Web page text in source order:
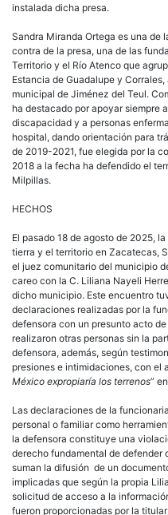
instalada dicha presa.
Sandra Miranda Ortega es una de
contra de la presa, una de las
Territorio y el Río Atenco que
Estancia de Guadalupe y
municipal de Jiménez del Teul.
ha destacado por apoyar siempre
discapacidad y a personas
hospital, dando orientación para
de 2019-2021, fue elegida por la
2018 a la fecha ha defendido el
Milpillas.
HECHOS
El pasado 18 de agosto de 2025,
tierra y el territorio en Zacatecas,
el juez comunitario del municipio
careo con la C. Liliana Nayeli
dicho municipio. Este encuentro
declaraciones realizadas por la
defensora con un presunto acto
realizaron otras personas sin la
defensora, además, según
presiones e intimidaciones, con el
México expropiaría los terrenos”
Las declaraciones de la
personal o familiar como
la defensora constituye una
derecho fundamental de defender
suman la difusión de un
implicadas que según la propia
solicitud de acceso a la
fueron proporcionadas por la